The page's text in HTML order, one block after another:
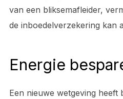
van een bliksemafleider,
de inboedelverzekering kan
Energie
Een nieuwe wetgeving heeft